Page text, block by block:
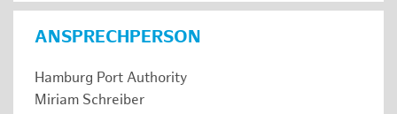
ANSPRECHPERSON
Hamburg Port Authority
Miriam Schreiber